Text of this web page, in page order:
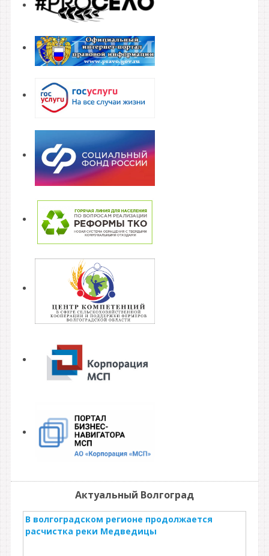
Актуальный Волгоград
В волгоградском регионе продолжается
расчистка реки Медведицы